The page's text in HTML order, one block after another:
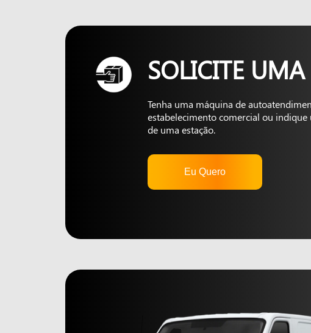
SOLICITE
Tenha uma máquina de
estabelecimento comercial ou indique
de uma estação.
Eu Quero